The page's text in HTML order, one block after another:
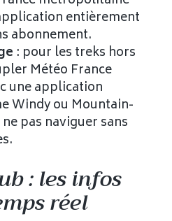
entièrement
abonnement.
: pour les treks hors
Météo France
une application
Windy ou Mountain-
pas naviguer sans
: les infos
réel